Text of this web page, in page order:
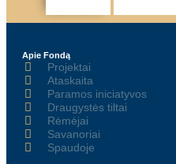
Apie Fondą
Projektai
Ataskaita
Paramos iniciatyvos
Draugystės tiltai
Rėmėjai
Savanoriai
Spaudoje